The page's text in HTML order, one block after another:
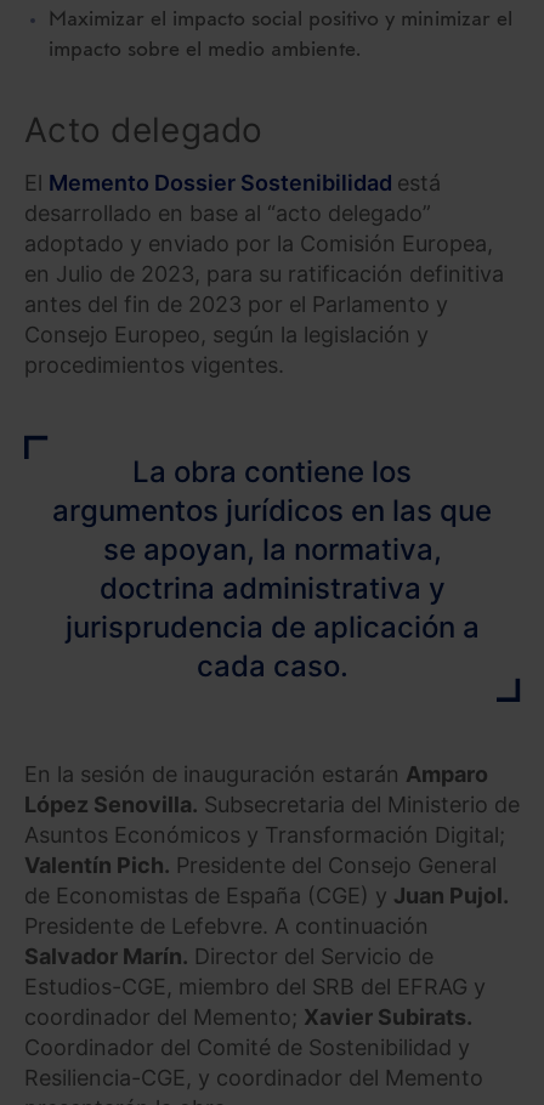
Maximizar el impacto social positivo y minimizar el
impacto sobre el medio ambiente.
Acto delegado
El Memento Dossier Sostenibilidad está
desarrollado en base al “acto delegado”
adoptado y enviado por la Comisión Europea,
en Julio de 2023, para su ratificación definitiva
antes del fin de 2023 por el Parlamento y
Consejo Europeo, según la legislación y
procedimientos vigentes.
La obra contiene los
argumentos jurídicos en las que
se apoyan, la normativa,
doctrina administrativa y
jurisprudencia de aplicación a
cada caso.
En la sesión de inauguración estarán Amparo
López Senovilla. Subsecretaria del Ministerio de
Asuntos Económicos y Transformación Digital;
Valentín Pich. Presidente del Consejo General
de Economistas de España (CGE) y Juan Pujol.
Presidente de Lefebvre. A continuación
Salvador Marín. Director del Servicio de
Estudios-CGE, miembro del SRB del EFRAG y
coordinador del Memento; Xavier Subirats.
Coordinador del Comité de Sostenibilidad y
Resiliencia-CGE, y coordinador del Memento